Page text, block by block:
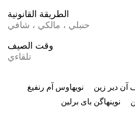
الطريقة القانونية
حنبلي ، مالكي ، شافي
وقت الصيف
تلقاءي
نويهاوس آم رنفيغ آن دير زين
نوینهاگن بای برلین